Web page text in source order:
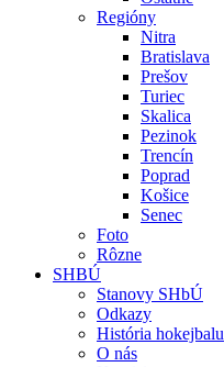
Regióny
Nitra
Bratislava
Prešov
Turiec
Skalica
Pezinok
Trencín
Poprad
Košice
Senec
Foto
Rôzne
SHBÚ
Stanovy SHbÚ
Odkazy
História hokejbalu
O nás